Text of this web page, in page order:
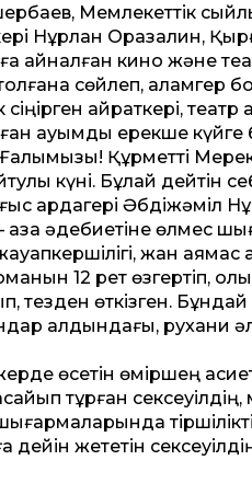
Мемлекет­тік
Нұрлан Оразалин,
кино және
сөйлеп, қаламгер
қайраткері, театр
қауымды ерекше күйге
Құрмет­ті
күні. Бұлай дейтін
ардагері Әбдіжәміл
әдебиетіне өлмес
жан аямас
12 рет өзгертіп,
өткізген. Бұндай
алдындағы, рухани
өсетін өміршең
тұрған
де­йін жететін